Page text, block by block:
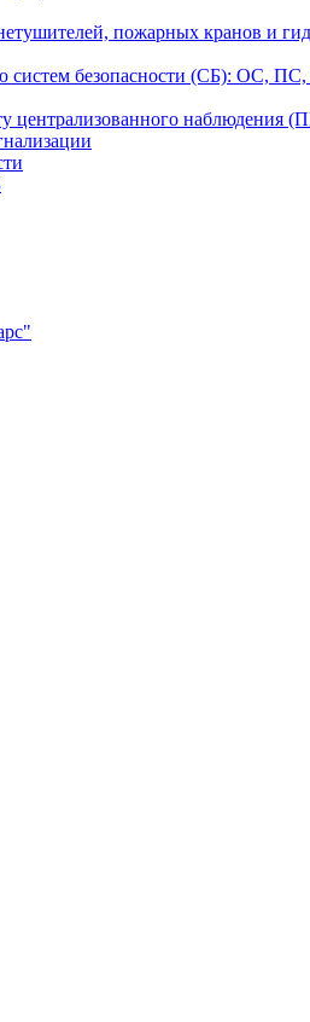
пожарных кранов и
систем безопасности (СБ): ОС,
централизованного наблюдения